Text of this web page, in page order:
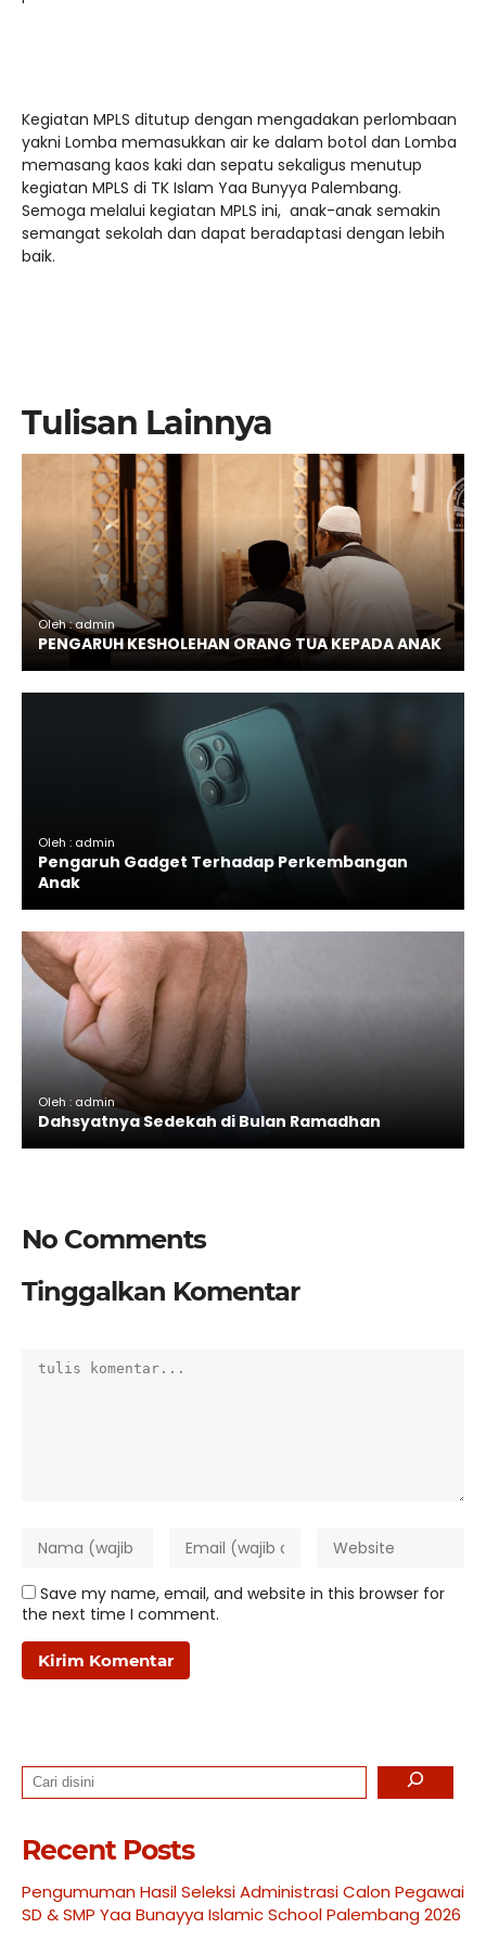
Kegiatan MPLS ditutup dengan mengadakan perlombaan
yakni Lomba memasukkan air ke dalam botol dan Lomba
memasang kaos kaki dan sepatu sekaligus menutup
kegiatan MPLS di TK Islam Yaa Bunyya Palembang.
Semoga melalui kegiatan MPLS ini, anak-anak semakin
semangat sekolah dan dapat beradaptasi dengan lebih
baik.
Tulisan Lainnya
Oleh : admin
PENGARUH KESHOLEHAN ORANG TUA KEPADA ANAK
Oleh : admin
Pengaruh Gadget Terhadap Perkembangan
Anak
Oleh : admin
Dahsyatnya Sedekah di Bulan Ramadhan
No Comments
Tinggalkan Komentar
Save my name, email, and website in this browser for
the next time I comment.
Search
Recent Posts
Pengumuman Hasil Seleksi Administrasi Calon Pegawai
SD & SMP Yaa Bunayya Islamic School Palembang 2026